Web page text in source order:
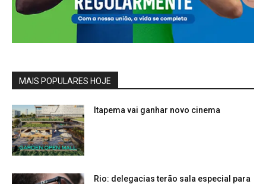
MAIS POPULARES HOJE
Itapema vai ganhar novo cinema
Rio: delegacias terão sala especial para